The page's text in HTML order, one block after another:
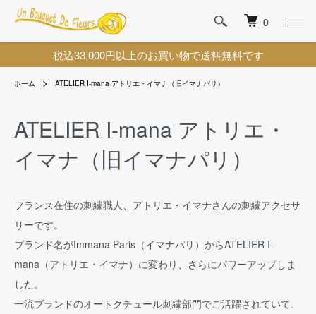
税込33,000円以上のお買い物で送料無料です
0
ホーム ATELIER I-mana アトリエ・イマナ（旧イマナパリ）
ATELIER I-mana アトリエ・
イマナ（旧イマナパリ）
フランス在住の刺繍職人、アトリエ・イマナさんの刺繍アクセサ
リーです。
ブランド名がImmana Paris（イマナパリ）からATELIER I-
mana（アトリエ・イマナ）に変わり、さらにパワーアップしま
した。
一流ブランドのオートクチュール刺繍部門でご活躍されていて、